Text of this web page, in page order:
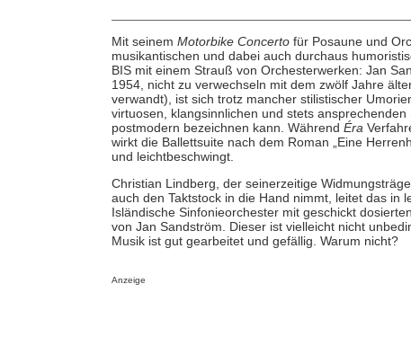
Mit seinem Motorbike Concertofür Posaune und
musikantischen und dabei auch durchaus
BIS mit einem Strauß von Orchesterwerken: Jan
1954, nicht zu verwechseln mit dem zwölf Jahre
verwandt), ist sich trotz mancher stilistischer
virtuosen, klangsinnlichen und stets
postmodern bezeichnen kann. Während Éra
wirkt die Ballettsuite nach dem Roman „Eine
und leichtbeschwingt.
Christian Lindberg, der seinerzeitige
auch den Taktstock in die Hand nimmt, leitet das in
Isländische Sinfonieorchester mit geschickt
von Jan Sandström. Dieser ist vielleicht nicht
Musik ist gut gearbeitet und gefällig. Warum nicht?
Anzeige